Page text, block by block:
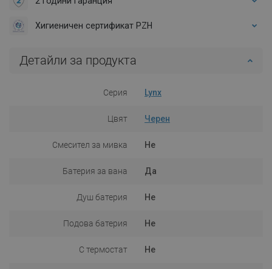
Хигиеничен сертификат PZH
Детайли за продукта
Серия Lynx
Цвят Черен
Смесител за мивка Не
Батерия за вана Да
Душ батерия Не
Подова батерия Не
С термостат Не